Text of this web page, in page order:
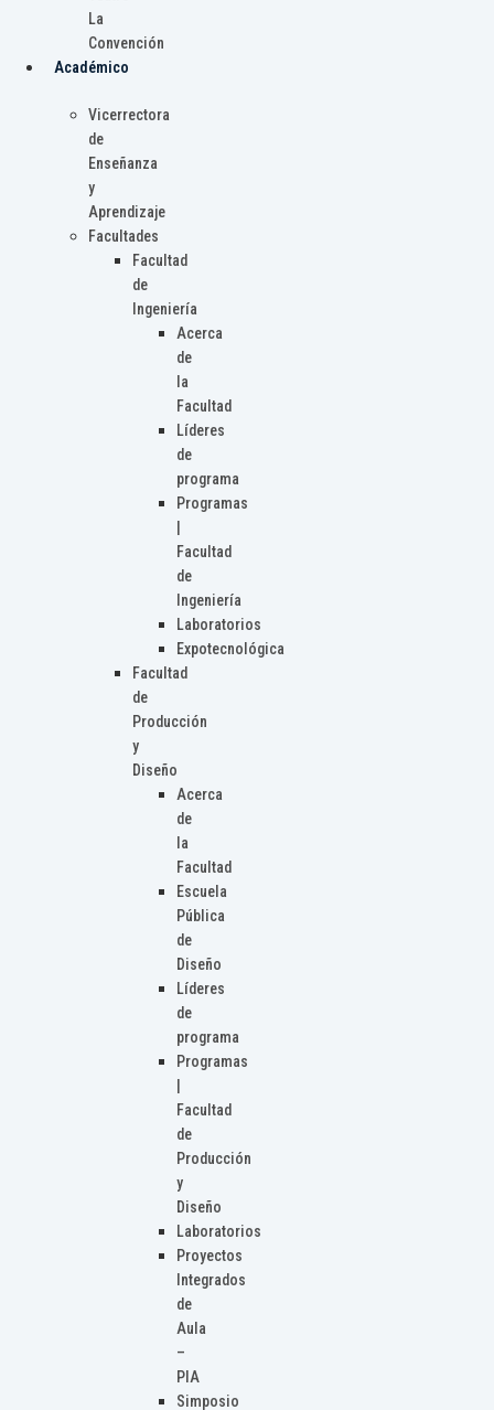
La
Convención
Académico
Vicerrectora
de
Enseñanza
y
Aprendizaje
Facultades
Facultad
de
Ingeniería
Acerca
de
la
Facultad
Líderes
de
programa
Programas
Facultad
de
Ingeniería
Laboratorios
Expotecnológica
Facultad
de
Producción
y
Diseño
Acerca
de
la
Facultad
Escuela
Pública
de
Diseño
Líderes
de
programa
Programas
Facultad
de
Producción
y
Diseño
Laboratorios
Proyectos
Integrados
de
Aula
–
PIA
Simposio